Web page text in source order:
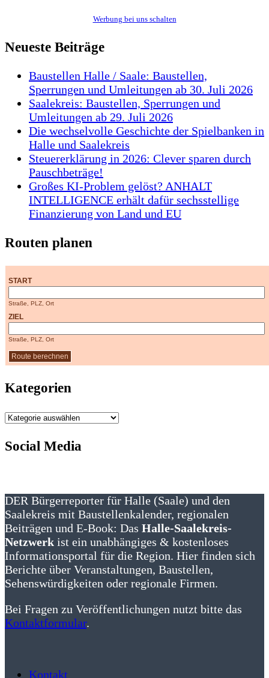
Werbung bei uns schalten
Neueste Beiträge
Baustellen Halle / Saale: Baustellen,
Sperrungen und Umleitungen ab 30. Juli 2026
Saalekreis: Baustellen, Sperrungen und
Umleitungen ab 29. Juli 2026
Die wechselvolle Geschichte der Spielbanken in
Halle und Saalekreis
Steuererklärung in 2026: Clever sparen durch
Pauschbeträge!
Großes KI-Problem gelöst? ANHALT
INTELLIGENCE erhält dafür sechsstellige
Finanzierung von Land und EU
Routen planen
START
Straße, PLZ, Ort
ZIEL
Straße, PLZ, Ort
Kategorien
Kategorien
Social Media
DER Bürgerreporter für Halle (Saale) und den
Saalekreis mit Baustellenkalender, regionalen
Beiträgen und E-Book: Das Halle-Saalekreis-
Netzwerk ist ein unabhängiges & kostenloses
Informationsportal für die Region. Hier finden sich
Berichte über Veranstaltungen, Baustellen,
Sehenswürdigkeiten oder regionale Firmen.
Bei Fragen zu Veröffentlichungen nutzt bitte das
Kontaktformular.
Kontakt